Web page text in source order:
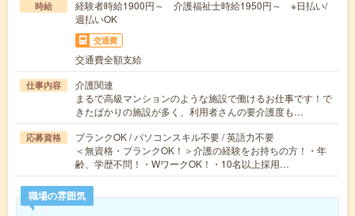
時給
経験者時給1900円～ 介護福祉士時給1950円～ ※日払い/
週払いOK
交通費
交通費全額支給
仕事内容
介護関連
まるで高級マンションのような施設で働けるお仕事です！で
きたばかりの施設が多く、利用者さんの要介護度も…
応募資格
ブランクOK / パソコンスキル不要 / 英語力不要
＜無資格・ブランクOK！＞介護の経験をお持ちの方！・年
齢、学歴不問！・WワークOK！・10名以上採用…
職場の雰囲気